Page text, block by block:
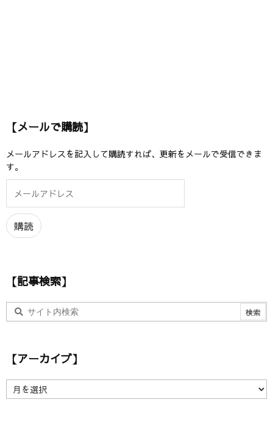
【メールで購読】
メールアドレスを記入して購読すれば、更新をメールで受信できま
す。
ル
ア
ド
購読
【記事検索】
【アーカイブ】
ア